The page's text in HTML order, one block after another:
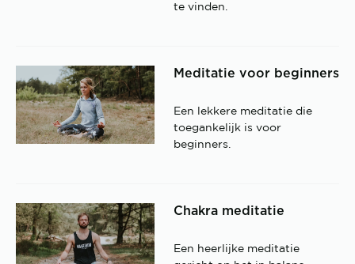
te vinden.
Meditatie voor beginners
Een lekkere meditatie die
toegankelijk is voor
beginners.
Chakra meditatie
Een heerlijke meditatie